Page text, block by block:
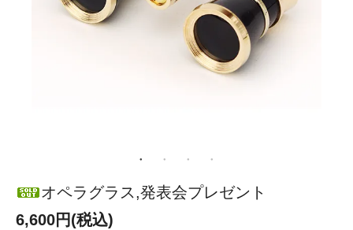
オペラグラス,発表会プレゼント
6,600円(税込)